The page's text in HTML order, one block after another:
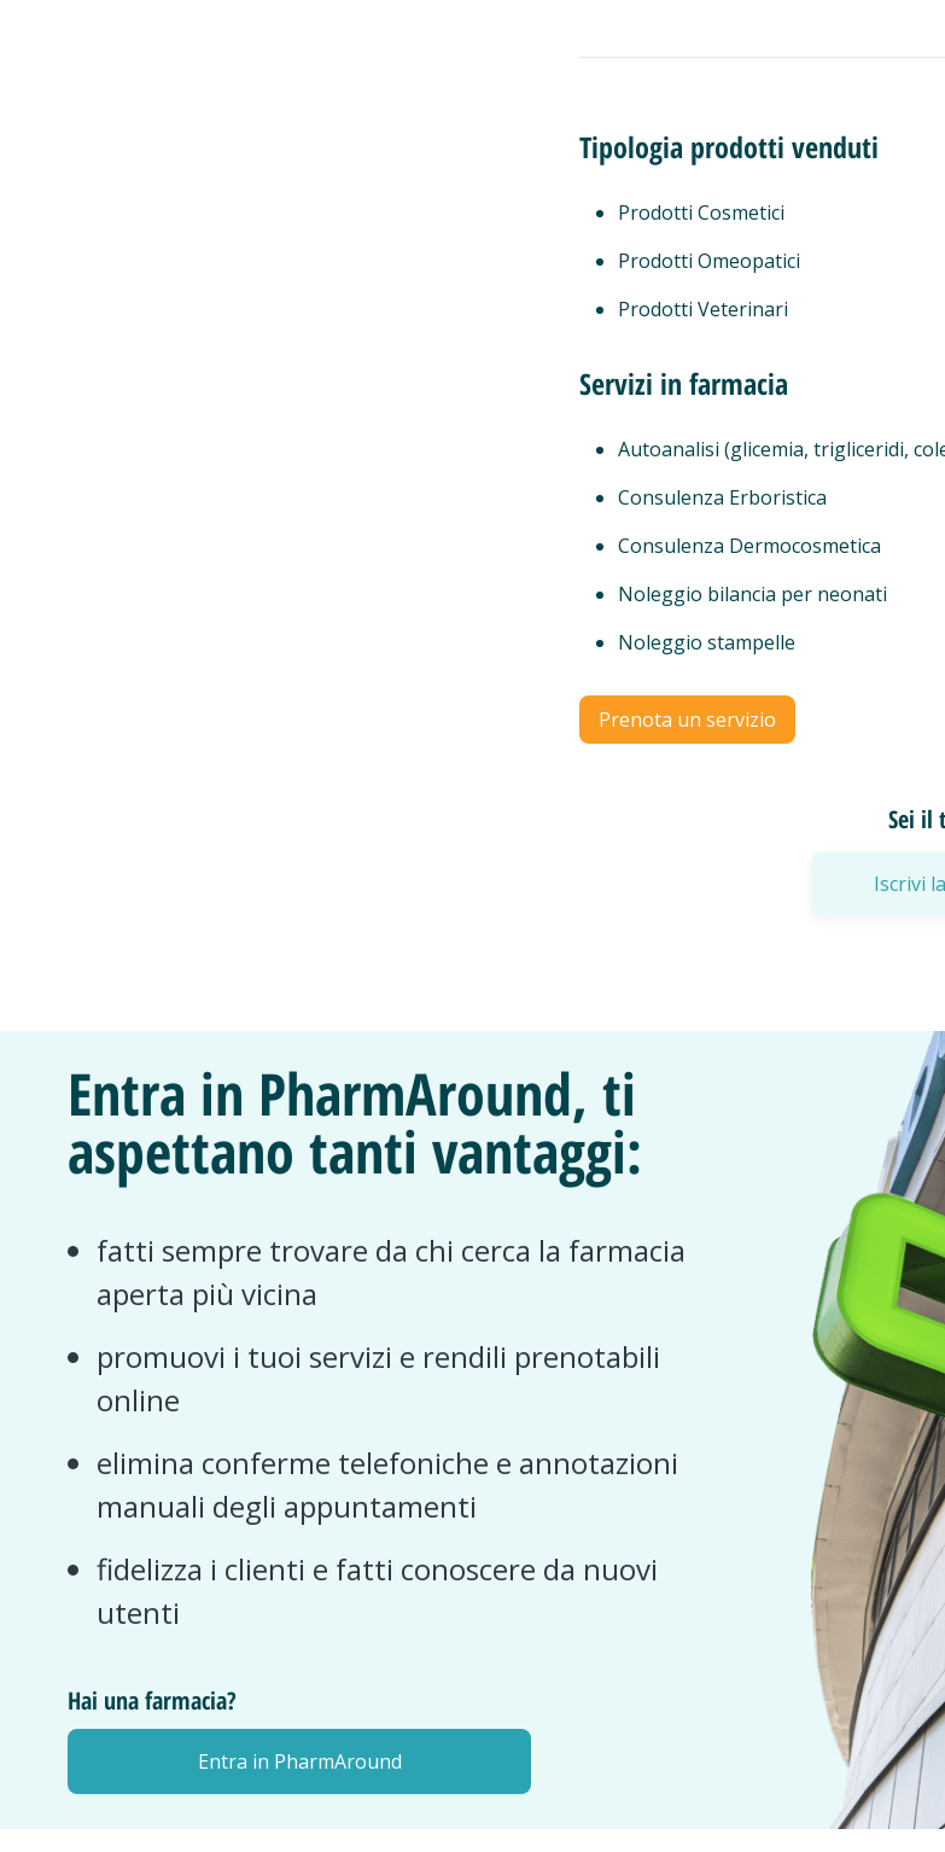
Tipologia prodotti venduti
Prodotti Cosmetici
Prodotti Omeopatici
Prodotti Veterinari
Servizi in farmacia
Autoanalisi (glicemia, trigliceridi,
Consulenza Erboristica
Consulenza Dermocosmetica
Noleggio bilancia per neonati
Noleggio stampelle
Prenota un servizio
Sei il
Iscrivi
Entra in PharmAround, ti
aspettano tanti vantaggi:
fatti sempre trovare da chi cerca la farmacia
aperta più vicina
promuovi i tuoi servizi e rendili prenotabili
online
elimina conferme telefoniche e annotazioni
manuali degli appuntamenti
fidelizza i clienti e fatti conoscere da nuovi
utenti
Hai una farmacia?
Entra in PharmAround